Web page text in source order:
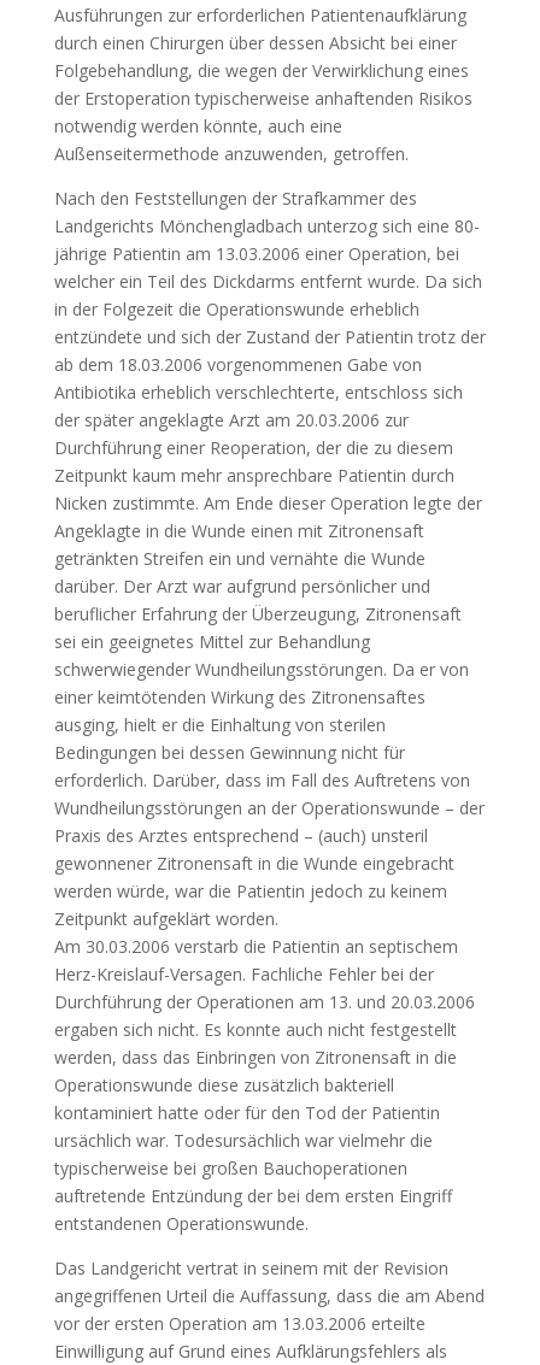
Ausführungen zur erforderlichen Patientenaufklärung
durch einen Chirurgen über dessen Absicht bei einer
Folgebehandlung, die wegen der Verwirklichung eines
der Erstoperation typischerweise anhaftenden Risikos
notwendig werden könnte, auch eine
Außenseitermethode anzuwenden, getroffen.
Nach den Feststellungen der Strafkammer des
Landgerichts Mönchengladbach unterzog sich eine 80-
jährige Patientin am 13.03.2006 einer Operation, bei
welcher ein Teil des Dickdarms entfernt wurde. Da sich
in der Folgezeit die Operationswunde erheblich
entzündete und sich der Zustand der Patientin trotz der
ab dem 18.03.2006 vorgenommenen Gabe von
Antibiotika erheblich verschlechterte, entschloss sich
der später angeklagte Arzt am 20.03.2006 zur
Durchführung einer Reoperation, der die zu diesem
Zeitpunkt kaum mehr ansprechbare Patientin durch
Nicken zustimmte. Am Ende dieser Operation legte der
Angeklagte in die Wunde einen mit Zitronensaft
getränkten Streifen ein und vernähte die Wunde
darüber. Der Arzt war aufgrund persönlicher und
beruflicher Erfahrung der Überzeugung, Zitronensaft
sei ein geeignetes Mittel zur Behandlung
schwerwiegender Wundheilungsstörungen. Da er von
einer keimtötenden Wirkung des Zitronensaftes
ausging, hielt er die Einhaltung von sterilen
Bedingungen bei dessen Gewinnung nicht für
erforderlich. Darüber, dass im Fall des Auftretens von
Wundheilungsstörungen an der Operationswunde – der
Praxis des Arztes entsprechend – (auch) unsteril
gewonnener Zitronensaft in die Wunde eingebracht
werden würde, war die Patientin jedoch zu keinem
Zeitpunkt aufgeklärt worden.
Am 30.03.2006 verstarb die Patientin an septischem
Herz-Kreislauf-Versagen. Fachliche Fehler bei der
Durchführung der Operationen am 13. und 20.03.2006
ergaben sich nicht. Es konnte auch nicht festgestellt
werden, dass das Einbringen von Zitronensaft in die
Operationswunde diese zusätzlich bakteriell
kontaminiert hatte oder für den Tod der Patientin
ursächlich war. Todesursächlich war vielmehr die
typischerweise bei großen Bauchoperationen
auftretende Entzündung der bei dem ersten Eingriff
entstandenen Operationswunde.
Das Landgericht vertrat in seinem mit der Revision
angegriffenen Urteil die Auffassung, dass die am Abend
vor der ersten Operation am 13.03.2006 erteilte
Einwilligung auf Grund eines Aufklärungsfehlers als